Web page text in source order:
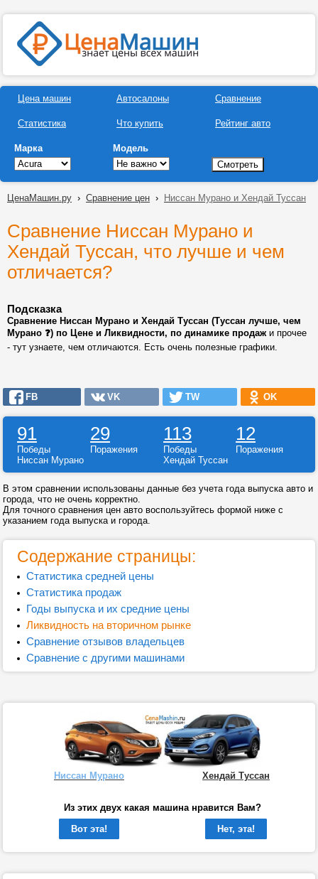
Цена машин
Статистика
Автосалоны
Что купить
Сравнение
Рейтинг авто
Марка Модель
ЦенаМашин.ру › Сравнение цен › Ниссан Мурано и Хендай Туссан
Сравнение Ниссан Мурано и
Хендай Туссан, что лучше и чем
отличается?
Подсказка
Сравнение Ниссан Мурано и Хендай Туссан (Туссан лучше, чем
Мурано ❓) по Цене и Ликвидности, по динамике продажи прочее
- тут узнаете, чем отличаются. Есть очень полезные графики.
FB VK TW OK
91 29 113 12
Победы Поражения Победы
Поражения
Ниссан Мурано
Хендай Туссан
В этом сравнении использованы данные без учета года выпуска авто и
города, что не очень корректно.
Для точного сравнения цен авто воспользуйтесь формой ниже с
указанием года выпуска и города.
Содержание страницы:
Статистика средней цены
Статистика продаж
Годы выпуска и их средние цены
Ликвидность на вторичном рынке
Сравнение отзывов владельцев
Сравнение с другими машинами
Ниссан Мурано Хендай Туссан
Из этих двух какая машина нравится Вам?
Вот эта!
Нет, эта!